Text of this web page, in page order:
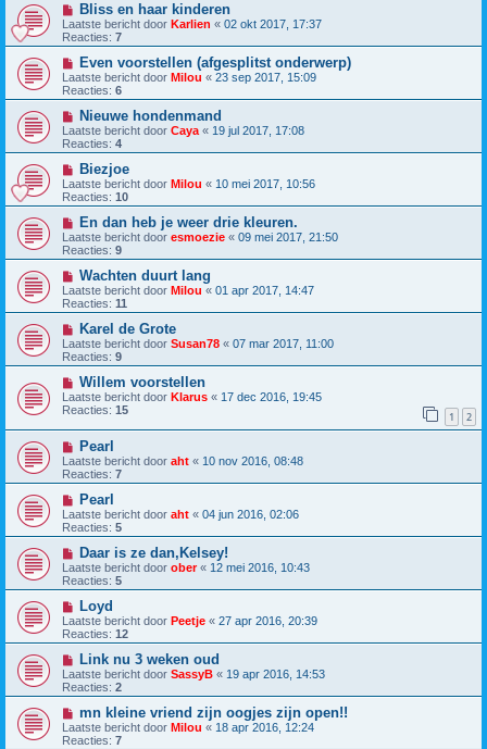
Bliss en haar kinderen
Laatste bericht door Karlien « 02 okt 2017, 17:37
Reacties: 7
Even voorstellen (afgesplitst onderwerp)
Laatste bericht door Milou « 23 sep 2017, 15:09
Reacties: 6
Nieuwe hondenmand
Laatste bericht door Caya « 19 jul 2017, 17:08
Reacties: 4
Biezjoe
Laatste bericht door Milou « 10 mei 2017, 10:56
Reacties: 10
En dan heb je weer drie kleuren.
Laatste bericht door esmoezie « 09 mei 2017, 21:50
Reacties: 9
Wachten duurt lang
Laatste bericht door Milou « 01 apr 2017, 14:47
Reacties: 11
Karel de Grote
Laatste bericht door Susan78 « 07 mar 2017, 11:00
Reacties: 9
Willem voorstellen
Laatste bericht door Klarus « 17 dec 2016, 19:45
Reacties: 15 1 2
Pearl
Laatste bericht door aht « 10 nov 2016, 08:48
Reacties: 7
Pearl
Laatste bericht door aht « 04 jun 2016, 02:06
Reacties: 5
Daar is ze dan,Kelsey!
Laatste bericht door ober« 12 mei 2016, 10:43
Reacties: 5
Loyd
Laatste bericht door Peetje « 27 apr 2016, 20:39
Reacties: 12
Link nu 3 weken oud
Laatste bericht door SassyB « 19 apr 2016, 14:53
Reacties: 2
mn kleine vriend zijn oogjes zijn open!!
Laatste bericht door Milou « 18 apr 2016, 12:24
Reacties: 7